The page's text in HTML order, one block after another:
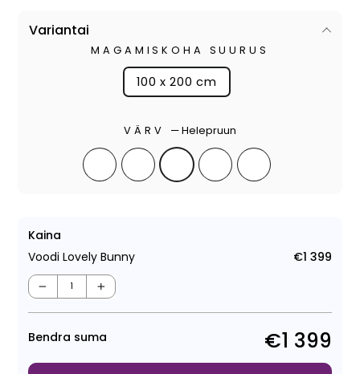
Variantai
MAGAMISKOHA SUURUS
100 x 200 cm
VÄRV —Helepruun
Kaina
Voodi Lovely Bunny
€1 399
− +
Bendra suma €1 399